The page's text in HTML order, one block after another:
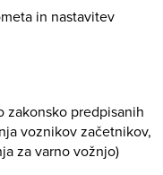
in nastavitev
zakonsko predpisanih
voznikov začetnikov,
za varno vožnjo)